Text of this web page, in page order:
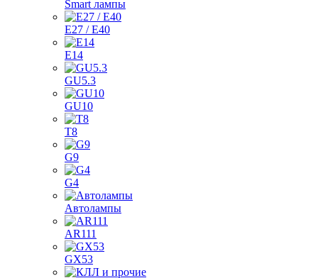
Smart лампы
E27 / E40
E14
GU5.3
GU10
T8
G9
G4
Автолампы
AR111
GX53